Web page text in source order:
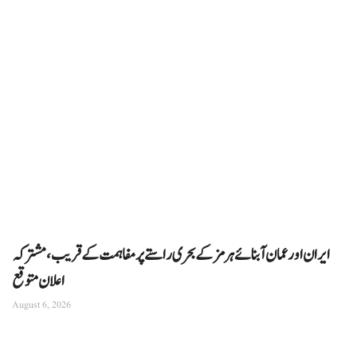
ایران اور عمان آبنائے ہرمز کے بحری راستے پر مفاہمت کے قریب، مشترکہ
اعلان متوقع
August 6, 2026